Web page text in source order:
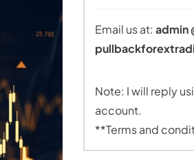
Email us at: admin
Note: I will reply
account.
**Terms and